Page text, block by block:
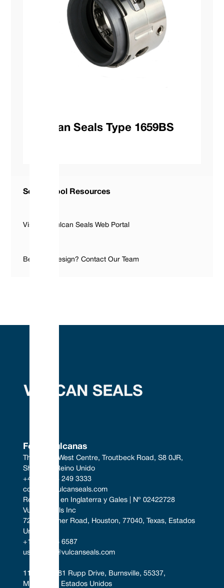
Vulcan Seals Type 1659BS
Seal ID Tool Resources
Visit The Vulcan Seals Web Portal
Bespoke Design? Contact Our Team
Focas vulcanas
The South West Centre, Troutbeck Road, S8 0JR,
Sheffield, Reino Unido
+44 (0) 114 249 3333
contact@vulcanseals.com
Registrado en Inglaterra y Gales | Nº 02422728
Vulcan Seals Inc
7221 Gessner Road, Houston, 77040, Texas, Estados
Unidos
+1 346 856 6587
uscontact@vulcanseals.com
11401-11481 Rupp Drive, Burnsville, 55337,
Minnesota, Estados Unidos